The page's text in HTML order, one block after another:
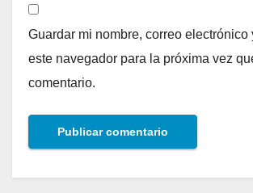
Guardar mi nombre, correo electrónico
este navegador para la próxima vez
comentario.